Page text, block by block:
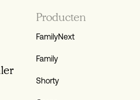
Producten
FamilyNext
Family
Shorty